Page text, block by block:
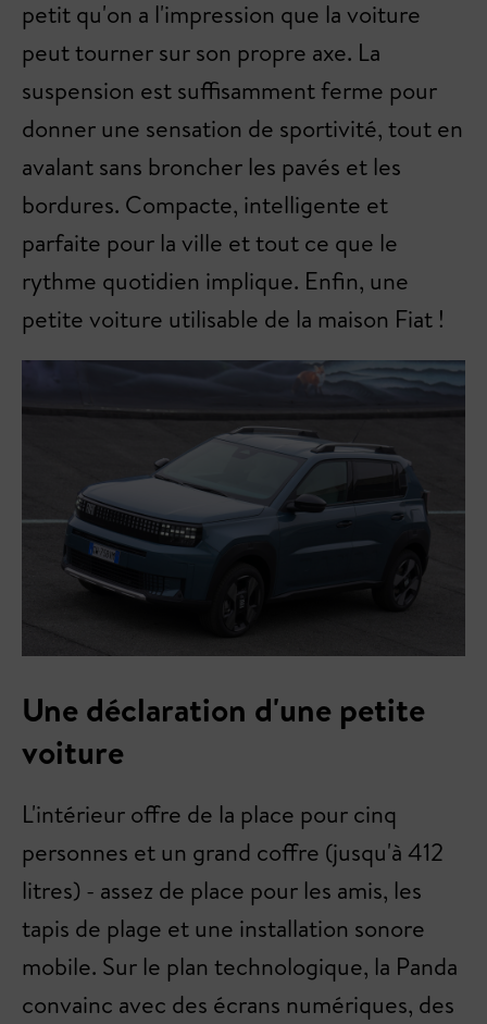
petit qu'on a l'impression que la voiture
peut tourner sur son propre axe. La
suspension est suffisamment ferme pour
donner une sensation de sportivité, tout en
avalant sans broncher les pavés et les
bordures. Compacte, intelligente et
parfaite pour la ville et tout ce que le
rythme quotidien implique. Enfin, une
petite voiture utilisable de la maison Fiat !
Une déclaration d'une petite
voiture
L'intérieur offre de la place pour cinq
personnes et un grand coffre (jusqu'à 412
litres) - assez de place pour les amis, les
tapis de plage et une installation sonore
mobile. Sur le plan technologique, la Panda
convainc avec des écrans numériques, des